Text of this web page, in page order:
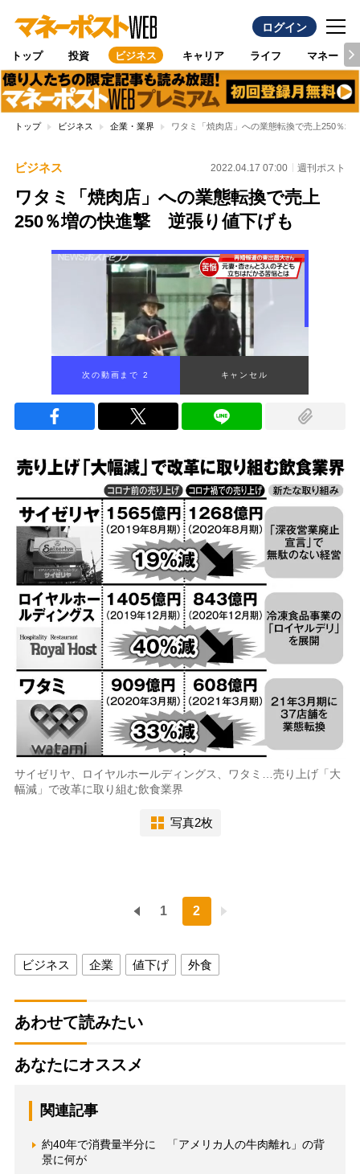
ログイン
トップ 投資 ビジネス キャリア ライフ マネー
トップ ビジネス 企業・業界 ワタミ「焼肉店」への業態転換で売上250％
ビジネス 2022.04.17 07:00 週刊ポスト
ワタミ「焼肉店」への業態転換で売上
250％増の快進撃 逆張り値下げも
次の動画まで 1 キャンセル
サイゼリヤ、ロイヤルホールディングス、ワタミ…売り上げ「大
幅減」で改革に取り組む飲食業界
写真2枚
1 2
ビジネス 企業 値下げ 外食
あわせて読みたい
あなたにオススメ
関連記事
約40年で消費量半分に 「アメリカ人の牛肉離れ」の背
景に何が